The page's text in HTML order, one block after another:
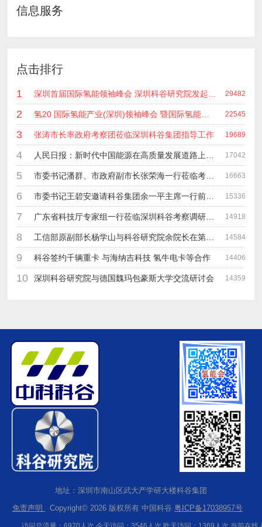
信息服务
点击排行
1 29482
2 氢20 国际氢能产业(深圳)领袖峰会 暨国际氢能产业链展览会 22545
3 张涛市长率政府考察团莅临深圳科谷集团指导工作 19689
4 17042
5 市委书记潘群、市政府副市长张荣海一行莅临考察指导工作 16663
6 市委书记王碧安邀请科谷集团余一平主席一行前往工业转移园考察合作 15336
7 广东省科技厅专家组一行莅临深圳科谷考察调研“未来能源中心”项目 14918
8 工信部原副部长杨学山与科谷研究院余院长在第九届中电博览会交流 14584
9 科谷签约千辆重卡 与海纳吉科技 氢牛电卡等合作 14406
10 深圳科谷研究院与德国魏玛包豪斯大学交流研讨会 14359
地址：深圳市南山区武大产学研大楼科谷集团
免责声明
Copyright© 2026 版权所有 中国科谷 粤ICP备17038957号